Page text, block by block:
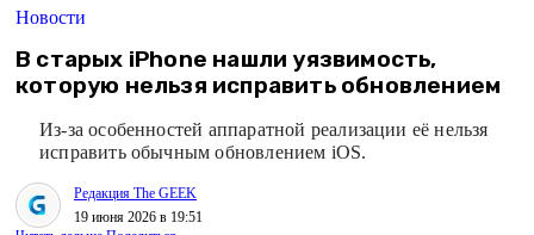
Новости
В старых iPhone нашли уязвимость,
которую нельзя исправить обновлением
Из-за особенностей аппаратной реализации её нельзя
исправить обычным обновлением iOS.
Редакция The GEEK
19 июня 2026 в 19:51